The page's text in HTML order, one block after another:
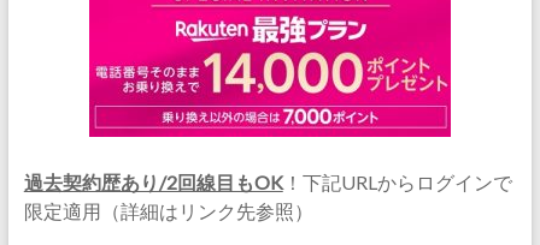
過去契約歴あり/2回線目もOK！下記URLからログインで
限定適用（詳細はリンク先参照）